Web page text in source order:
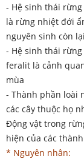
- Hệ sinh thái
là rừng nhiệt đới
nguyên sinh còn
- Hệ sinh thái
feralit là cảnh
mùa
- Thành phần loài
các cây thuộc họ
Động vật trong
hiện của các
* Nguyên nhân: